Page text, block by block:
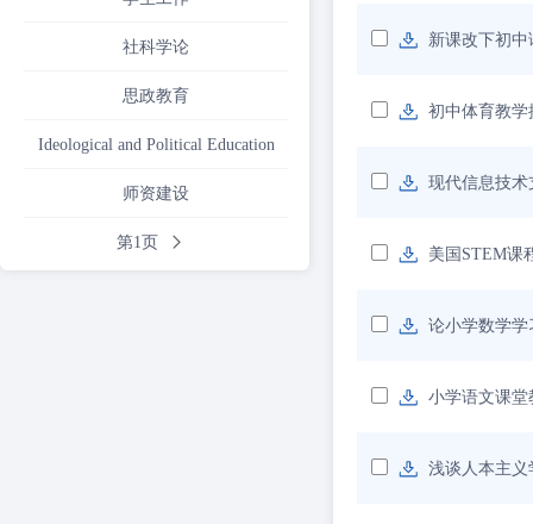
社科学论
思政教育
Ideological and Political Education
师资建设
第1页
新课改下初
初中体育教
现代信息技
美国STEM课
论小学数学
小学语文课
浅谈人本主